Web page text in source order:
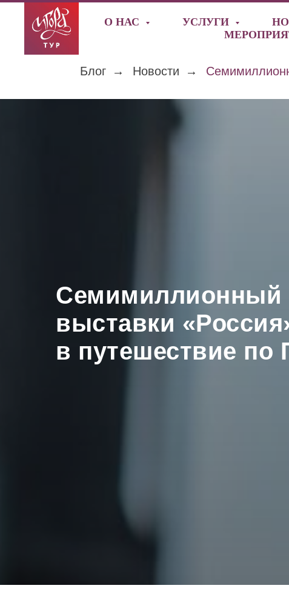
О НАС УСЛУГИ
Блог → Новости →
Семимиллионный
выставки
в путешествие